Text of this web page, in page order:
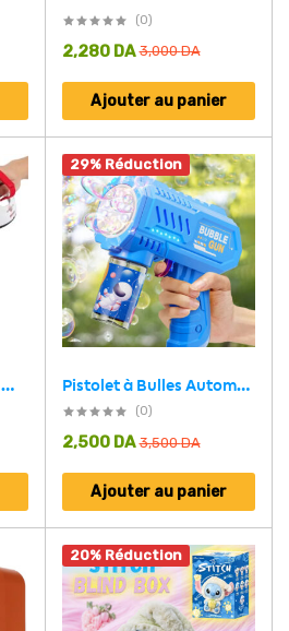
(0)
3,000DA
2,280 DA
Ajouter au panier
Appareil Détecteur de mensonge avec choc électrique – لعبة كشف الكذب
29% Réduction
Pistolet à Bulles Automatique Jouet Amusant pour Enfants V2 – مسدس مائي للأطفال
(0)
3,500DA
2,500 DA
Ajouter au panier
20% Réduction